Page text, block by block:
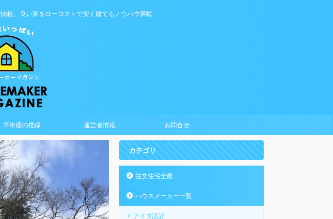
較。良い家をローコストで安く建てるノウハウ満載。
坪単価の推移 運営者情報 お問合せ
カテゴリ
注文住宅全般
ハウスメーカー一覧
アイダ設計